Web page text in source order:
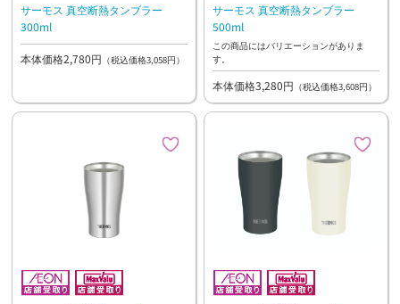
サーモス 真空断熱タンブラー
300ml
本体価格2,780円 （税込価格3,058円）
サーモス 真空断熱タンブラー
500ml
この商品にはバリエーションがありま
す。
本体価格3,280円 （税込価格3,608円）